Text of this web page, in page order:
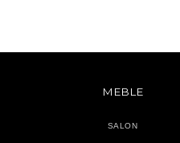
MEBLE
SALON